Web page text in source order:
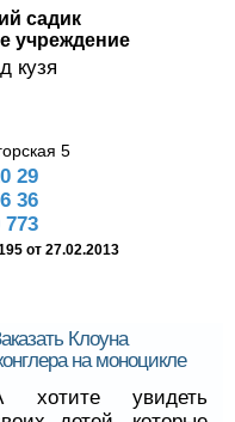
садик
учреждение
5
29
36
773
от 27.02.2013
Клоуна
на моноцикле
хотите увидеть